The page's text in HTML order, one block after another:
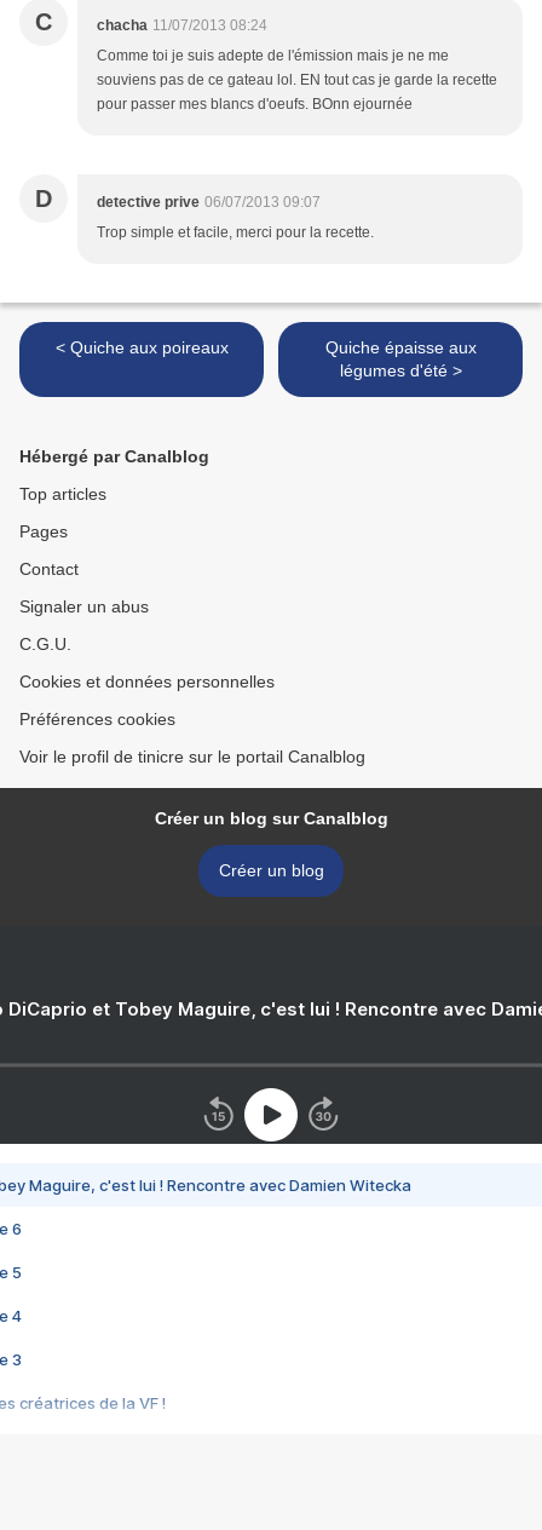
C chacha 11/07/2013 08:24
Comme toi je suis adepte de l'émission mais je ne me
souviens pas de ce gateau lol. EN tout cas je garde la recette
pour passer mes blancs d'oeufs. BOnn ejournée
D detective prive 06/07/2013 09:07
Trop simple et facile, merci pour la recette.
< Quiche aux poireaux
Quiche épaisse aux
légumes d'été >
Hébergé par Canalblog
Top articles
Pages
Contact
Signaler un abus
C.G.U.
Cookies et données personnelles
Préférences cookies
Voir le profil de tinicre sur le portail Canalblog
Créer un blog sur Canalblog
Créer un blog
DiCaprio et Tobey Maguire, c'est lui ! Rencontre avec
Maguire, c'est lui ! Rencontre avec Damien Witecka
6
5
4
3
créatrices de la VF !